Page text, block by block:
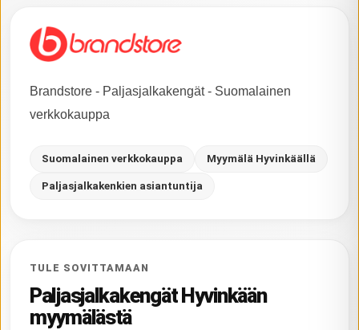
Brandstore - Paljasjalkakengät - Suomalainen
verkkokauppa
Suomalainen verkkokauppa Myymälä Hyvinkäällä
Paljasjalkakenkien asiantuntija
TULE SOVITTAMAAN
Paljasjalkakengät Hyvinkään
myymälästä